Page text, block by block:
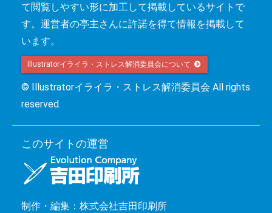
て閲覧しやすい形に加工して掲載しているサイトで
す。運営者の亭主さんに許諾を得て情報を掲載して
います。
Illustratorイライラ・ストレス解消委員会について
© Illustratorイライラ・ストレス解消委員会 All rights
reserved.
このサイトの運営
制作・編集：株式会社吉田印刷所